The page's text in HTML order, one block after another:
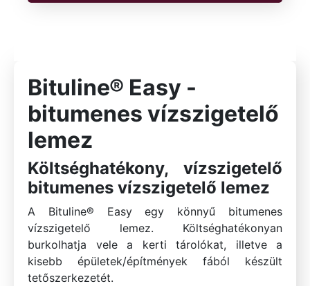
Bituline® Easy -
bitumenes vízszigetelő
lemez
Költséghatékony, vízszigetelő
bitumenes vízszigetelő lemez
A Bituline® Easy egy könnyű bitumenes
vízszigetelő lemez. Költséghatékonyan
burkolhatja vele a kerti tárolókat, illetve a
kisebb épületek/építmények fából készült
tetőszerkezetét.